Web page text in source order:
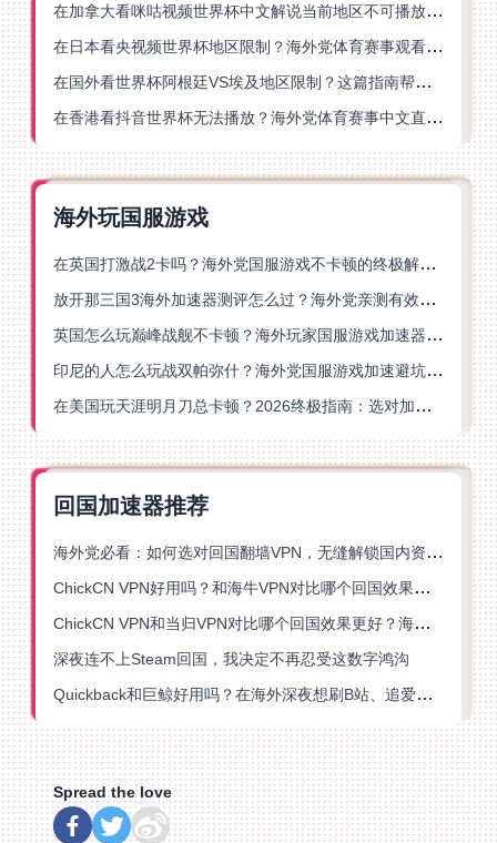
在加拿大看咪咕视频世界杯中文解说当前地区不可播放？这篇指南帮你一键解决
在日本看央视频世界杯地区限制？海外党体育赛事观看终极指南
在国外看世界杯阿根廷VS埃及地区限制？这篇指南帮你搞定中文直播+解说
在香港看抖音世界杯无法播放？海外党体育赛事中文直播终极指南
海外玩国服游戏
在英国打激战2卡吗？海外党国服游戏不卡顿的终极解决方案
放开那三国3海外加速器测评怎么过？海外党亲测有效的国服游戏加速指南
英国怎么玩巅峰战舰不卡顿？海外玩家国服游戏加速器终极指南
印尼的人怎么玩战双帕弥什？海外党国服游戏加速避坑指南
在美国玩天涯明月刀总卡顿？2026终极指南：选对加速器让你丝滑连招
回国加速器推荐
海外党必看：如何选对回国翻墙VPN，无缝解锁国内资源？
ChickCN VPN好用吗？和海牛VPN对比哪个回国效果更好？
ChickCN VPN和当归VPN对比哪个回国效果更好？海外党亲测后选了它
深夜连不上Steam回国，我决定不再忍受这数字鸿沟
Quickback和巨鲸好用吗？在海外深夜想刷B站、追爱奇艺的你，或许正需要这份答案
Spread the love